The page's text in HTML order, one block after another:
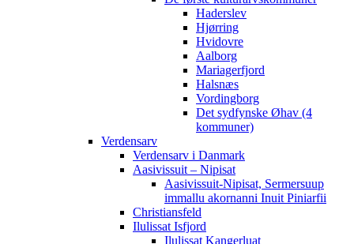
Haderslev
Hjørring
Hvidovre
Aalborg
Mariagerfjord
Halsnæs
Vordingborg
Det sydfynske Øhav (4
kommuner)
Verdensarv
Verdensarv i Danmark
Aasivissuit – Nipisat
Aasivissuit-Nipisat, Sermersuup
immallu akornanni Inuit Piniarfii
Christiansfeld
Ilulissat Isfjord
Ilulissat Kangerluat